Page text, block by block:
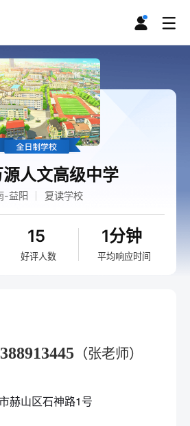
人文高级中学
-益阳 复读学校
15
好评人数
1分钟
平均响应时间
（张老师）
赫山区石神路1号